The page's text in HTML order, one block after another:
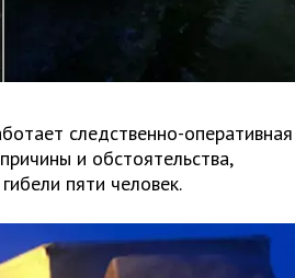
следственно-оперативная
и обстоятельства,
пяти человек.